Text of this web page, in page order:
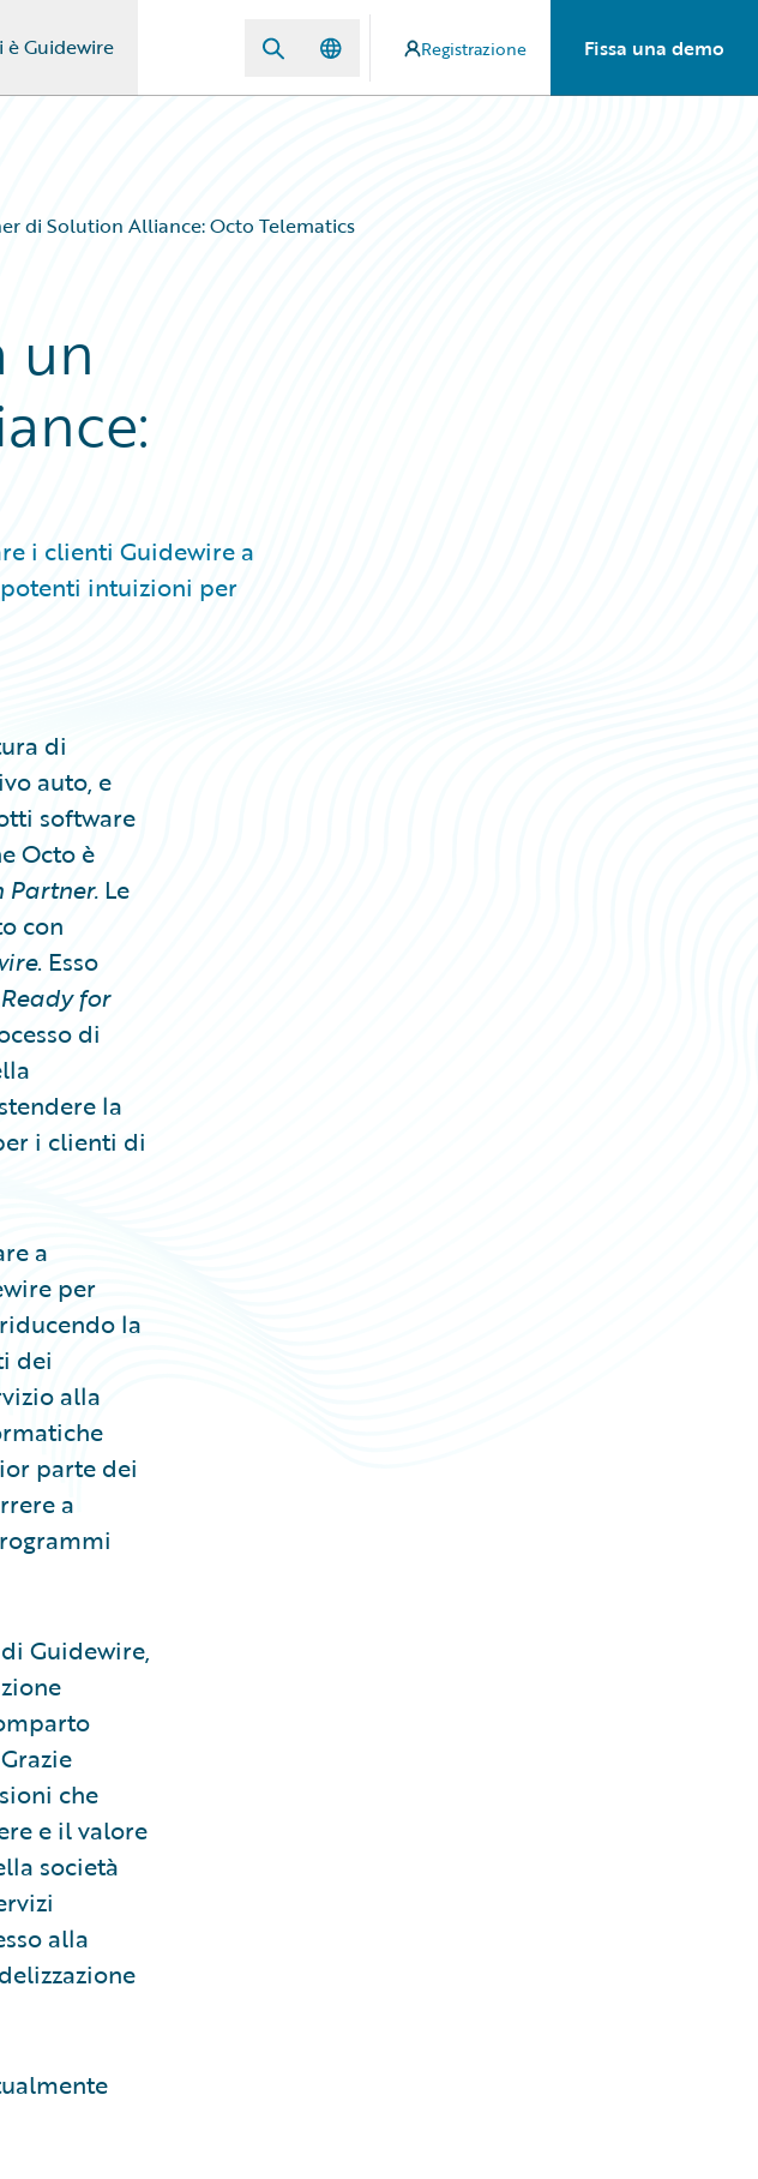
è Guidewire Registrazione Fissa una demo
di Solution Alliance: Octo Telematics
un
i clienti Guidewire a
intuizioni per
di
auto, e
software
Octo è
Partner. Le
con
. Esso
Ready for
di
la
i clienti di
a
per
la
dei
alla
parte dei
a
Guidewire,
che
e il valore
società
alla